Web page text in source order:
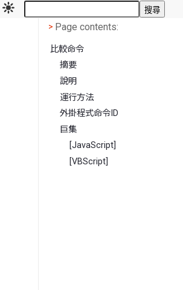
搜尋
< Page contents
> Page contents:
比較命令
摘要
說明
運行方法
外掛程式命令ID
巨集
[JavaScript]
[VBScript]